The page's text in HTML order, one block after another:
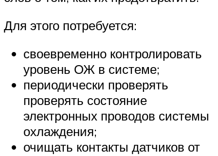
Для этого потребуется:
своевременно контролировать
уровень ОЖ в системе;
периодически проверять
проверять состояние
электронных проводов системы
охлаждения;
очищать контакты датчиков от